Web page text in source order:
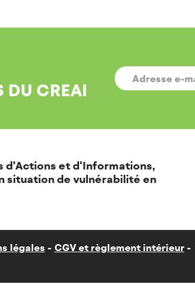
DU CREAI
E-
MAIL *
d'Actions et d'Informations,
situation de vulnérabilité en
légales CGV et règlement intérieur